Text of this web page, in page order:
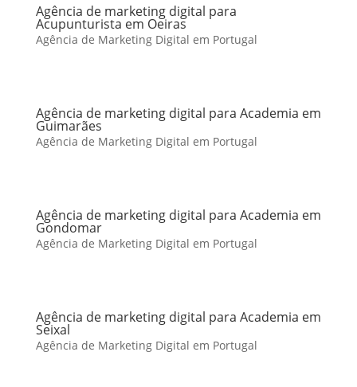
Agência de marketing digital para
Acupunturista em Oeiras
Agência de Marketing Digital em Portugal
Agência de marketing digital para Academia em
Guimarães
Agência de Marketing Digital em Portugal
Agência de marketing digital para Academia em
Gondomar
Agência de Marketing Digital em Portugal
Agência de marketing digital para Academia em
Seixal
Agência de Marketing Digital em Portugal